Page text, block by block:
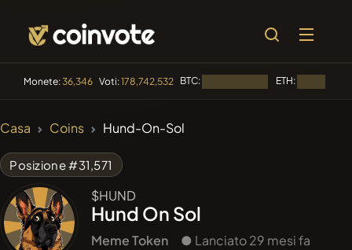
Monete:36,346 Voti:178,742,532 BTC: ETH:
Casa Coins Hund-On-Sol
Posizione #31,571
$HUND
Hund On Sol
Meme Token ● Lanciato 29 mesi fa